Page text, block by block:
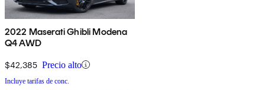
2022 Maserati Ghibli Modena
Q4 AWD
$42,385 Precio alto
Incluye tarifas de conc.